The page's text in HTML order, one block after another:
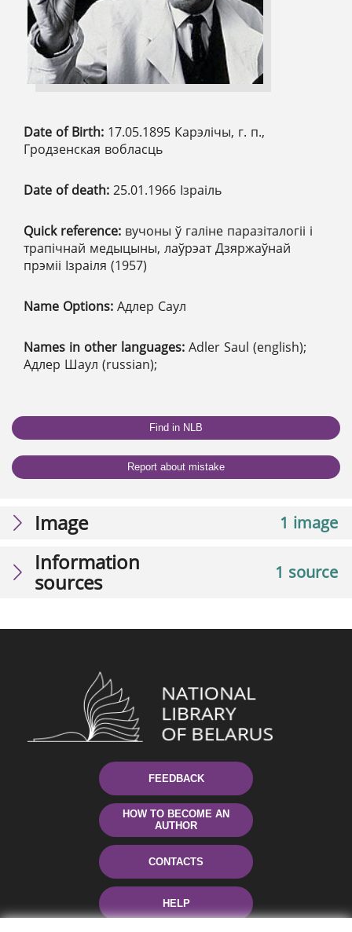
Date of Birth: 17.05.1895 Карэлічы, г. п.,
Гродзенская вобласць
Date of death: 25.01.1966 Ізраіль
Quick reference: вучоны ў галіне паразіталогіі і
трапічнай медыцыны, лаўрэат Дзяржаўнай
прэміі Ізраіля (1957)
Name Options: Адлер Саул
Names in other languages: Adler Saul (english);
Адлер Шаул (russian);
Find in NLB
Report about mistake
1 image
Image
1 source
Information
sources
FEEDBACK
HOW TO BECOME AN
AUTHOR
CONTACTS
HELP